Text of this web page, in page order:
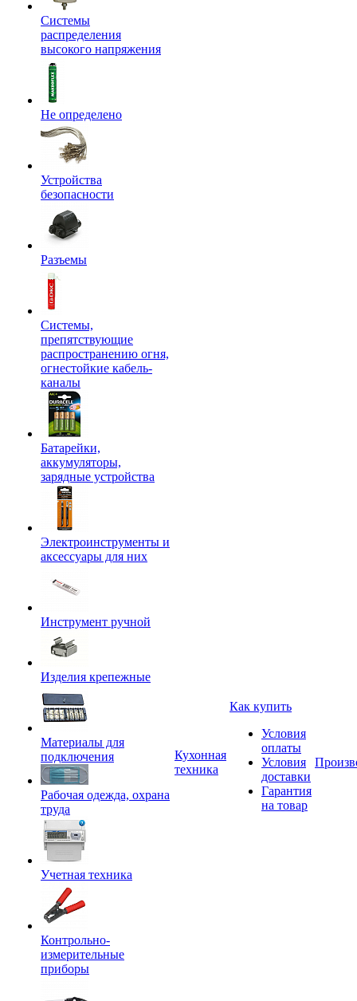
Системы
распределения
высокого напряжения
Не определено
Устройства
безопасности
Разъемы
Системы,
препятствующие
распространению огня,
огнестойкие кабель-
каналы
Батарейки,
аккумуляторы,
зарядные устройства
Электроинструменты и
аксессуары для них
Инструмент ручной
Изделия крепежные
Материалы для
подключения
Рабочая одежда, охрана
труда
Учетная техника
Контрольно-
измерительные
приборы
Кухонная
техника
Как купить
Условия
оплаты
Условия
доставки
Гарантия
на товар